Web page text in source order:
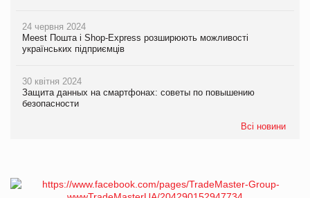
24 червня 2024
Meest Пошта і Shop-Express розширюють можливості
українських підприємців
30 квітня 2024
Защита данных на смартфонах: советы по повышению
безопасности
Всі новини